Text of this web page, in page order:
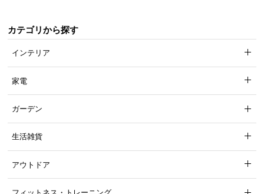
安心と信頼の「一年間保証」
も無償で対応。ご購入1年以内に不具合が発生した
場合、新しくご交換させて頂きます。
カテゴリから探す
インテリア
家電
ガーデン
生活雑貨
アウトドア